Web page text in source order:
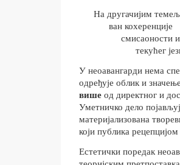
На другачијим
ван кохеренције
смисаоности и
текућег
У неоавангарди нема
одређује облик и
више од директног и
Уметничко дело
материјализована
који публика
Естетички поредак